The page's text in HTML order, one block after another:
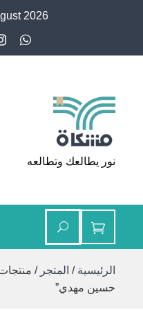
2026
مشكاة
نور يطالعك وتطالعه
الرئيسية / المتجر /
حسين مهدي”